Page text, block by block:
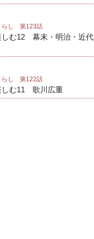
らし 第123話
しむ12 幕末・明治・近代
らし 第122話
しむ11 歌川広重